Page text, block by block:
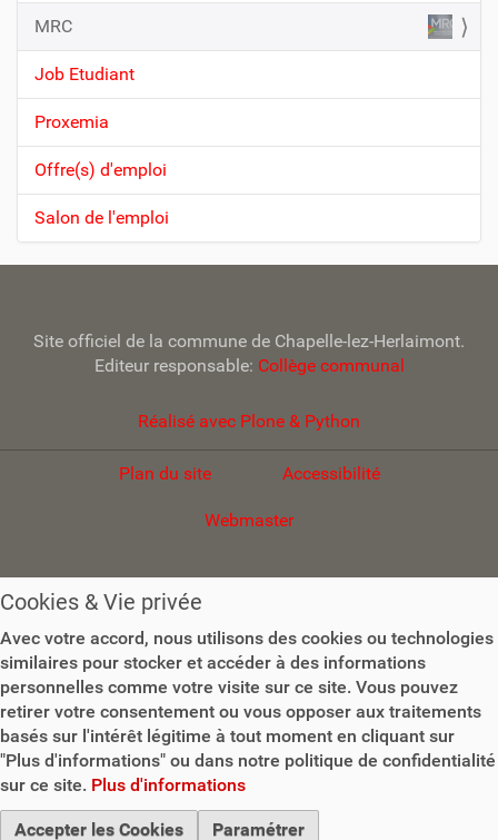
a
v
i
g
a
t
i
n
MRC
Job Etudiant
Proxemia
Offre(s) d'emploi
Salon de l'emploi
Site officiel de la commune de Chapelle-lez-Herlaimont.
Editeur responsable: Collège communal
Réalisé avec Plone & Python
Plan du site Accessibilité
Webmaster
Cookies & Vie privée
Avec votre accord, nous utilisons des cookies ou technologies
similaires pour stocker et accéder à des informations
personnelles comme votre visite sur ce site. Vous pouvez
retirer votre consentement ou vous opposer aux traitements
basés sur l'intérêt légitime à tout moment en cliquant sur
"Plus d'informations" ou dans notre politique de confidentialité
sur ce site. Plus d'informations
Accepter les Cookies Paramétrer